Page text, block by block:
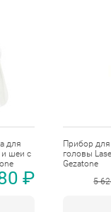
для
шеи с
₽
Прибор
головы
Gezatone
5